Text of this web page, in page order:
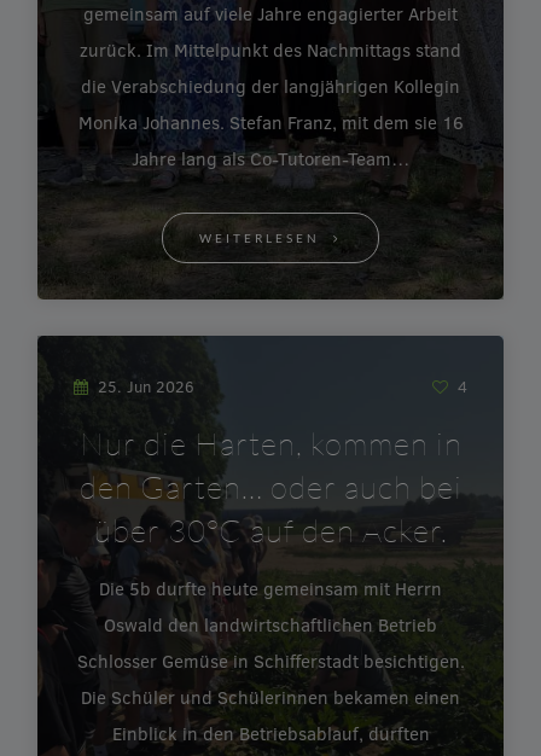
gemeinsam auf viele Jahre engagierter Arbeit
zurück. Im Mittelpunkt des Nachmittags stand
die Verabschiedung der langjährigen Kollegin
Monika Johannes. Stefan Franz, mit dem sie 16
Jahre lang als Co-Tutoren-Team…
WEITERLESEN
25. Jun 2026 4
Nur die Harten, kommen in
den Garten… oder auch bei
über 30°C auf den Acker.
Die 5b durfte heute gemeinsam mit Herrn
Oswald den landwirtschaftlichen Betrieb
Schlosser Gemüse in Schifferstadt besichtigen.
Die Schüler und Schülerinnen bekamen einen
Einblick in den Betriebsablauf, durften